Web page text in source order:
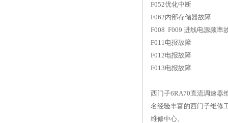
F052优化中断
F062内部存储器故障
F008 F009 进线电源频率
F011电报故障
F012电报故障
F013电报故障
西门子6RA70直流调速器
名经验丰富的西门子维修
维修中心。